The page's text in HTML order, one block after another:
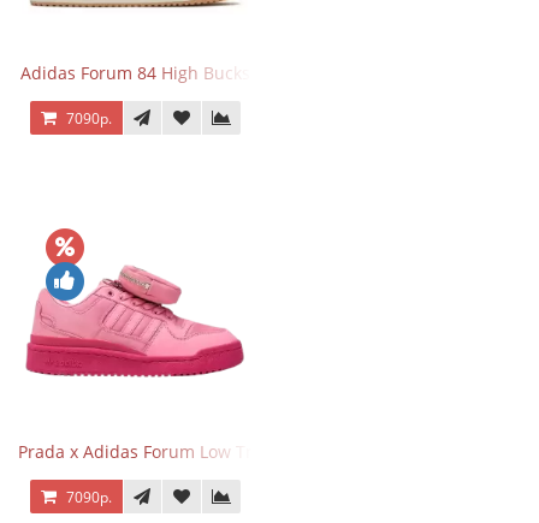
Adidas Forum 84 High Bucks
7090р.
Prada x Adidas Forum Low Triple Pink
7090р.